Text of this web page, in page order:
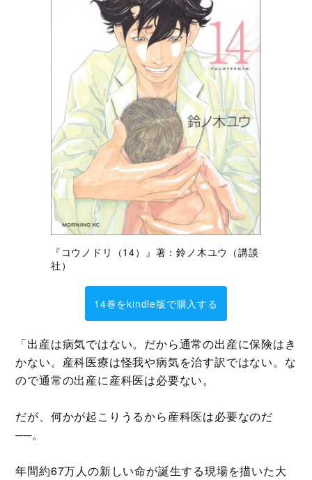
『コウノドリ（14）』著：鈴ノ木ユウ（講談
社）
14巻をkindle版で購入する
「出産は病気ではない。だから通常の出産に保険はき
かない。産科医療は怪我や病気を治す訳ではない。な
ので通常の出産に産科医は必要ない。
だが、何かが起こりうるから産科医は必要なのだ
──。
年間約67万人の新しい命が誕生する現場を描いた大